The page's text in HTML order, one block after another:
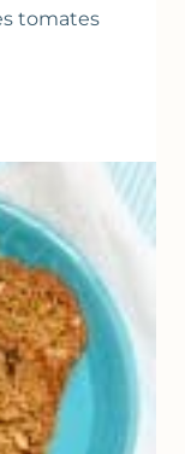
tomates